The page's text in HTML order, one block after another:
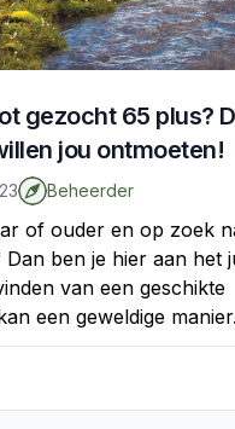
gezocht 65 plus?
jou ontmoeten!
Beheerder
of ouder en op zoek
Dan ben je hier aan het
van een geschikte
een geweldige